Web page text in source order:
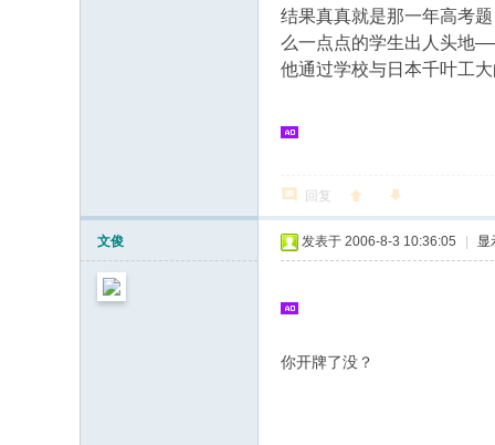
结果真真就是那一年高考
么一点点的学生出人头地
他通过学校与日本千叶工
回复
文俊 发表于 2006-8-3 10:36:05 显
你开牌了没？